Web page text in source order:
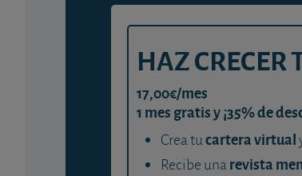
HAZ
17,00€/mes
1 mes gratis y ¡35% de
Crea tucartera virtual
Recibe unarevista